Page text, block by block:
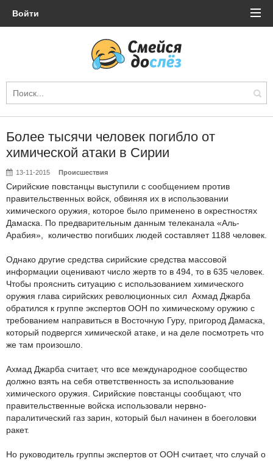
Войти
Более тысячи человек погибло от
химической атаки в Сирии
13-11-2015 Происшествия
Сирийские повстанцы выступили с сообщением против
правительственных войск, обвиняя их в использовании
химического оружия, которое было применено в окрестностях
Дамаска. По предварительным данным телеканала «Аль-
Арабия», количество погибших людей составляет 1188 человек.
Однако другие средства сирийские средства массовой
информации оценивают число жертв то в 494, то в 635 человек.
Чтобы прояснить ситуацию с использованием химического
оружия глава сирийских революционных сил Ахмад Джарба
обратился к группе экспертов ООН по химическому оружию с
требованием направиться в Восточную Гуру, пригород Дамаска,
который подвергся химической атаке, и на деле посмотреть что
же там произошло.
Ахмад Джарба считает, что все международное сообщество
должно взять на себя ответственность за использование
химического оружия. Сирийские повстанцы сообщают, что
правительственные войска использовали нервно-
паралитический газ зарин, который был начинен в боеголовки
ракет.
Но руководитель группы экспертов от ООН считает, что случай о